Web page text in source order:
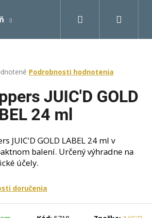
Doprava a platba Kontakt
Podrobnosti hodnotenia
JUIC'D GOLD
24 ml
JUIC'D GOLD LABEL 24 ml v
balení. Určený výhradne na
účely.
doručenia